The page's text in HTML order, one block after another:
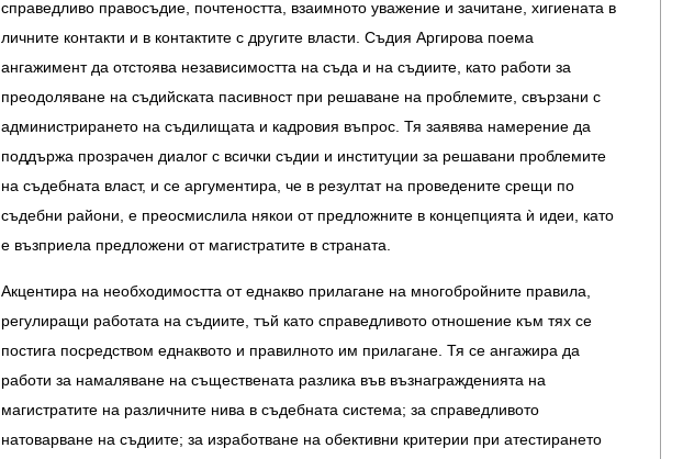
справедливо правосъдие, почтеността, взаимното уважение и зачитане, хигиената в
личните контакти и в контактите с другите власти. Съдия Аргирова поема
ангажимент да отстоява независимостта на съда и на съдиите, като работи за
преодоляване на съдийската пасивност при решаване на проблемите, свързани с
администрирането на съдилищата и кадровия въпрос. Тя заявява намерение да
поддържа прозрачен диалог с всички съдии и институции за решавани проблемите
на съдебната власт, и се аргументира, че в резултат на проведените срещи по
съдебни райони, е преосмислила някои от предложните в концепцията ѝ идеи, като
е възприела предложени от магистратите в страната.
Акцентира на необходимостта от еднакво прилагане на многобройните правила,
регулиращи работата на съдиите, тъй като справедливото отношение към тях се
постига посредством еднаквото и правилното им прилагане. Тя се ангажира да
работи за намаляване на съществената разлика във възнагражденията на
магистратите на различните нива в съдебната система; за справедливото
натоварване на съдиите; за изработване на обективни критерии при атестирането